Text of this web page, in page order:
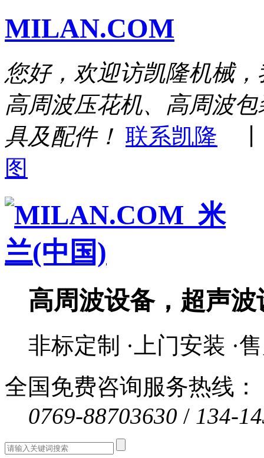
MILAN.COM
您好，欢迎访凯隆机械
高周波压花机、高周波
具及配件！ 联系凯隆
图
高周波设备，超声
非标定制 ·上门安装 ·
全国免费咨询服务热线：
0769-88703630 / 134-